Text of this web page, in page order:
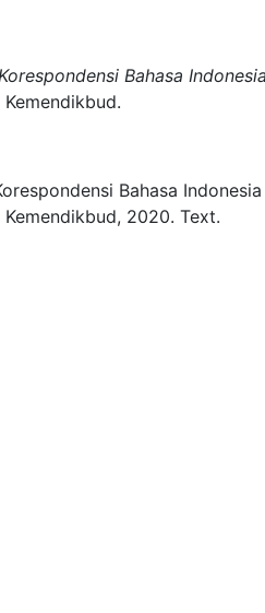
Bahasa
Bahasa
2020. Text.